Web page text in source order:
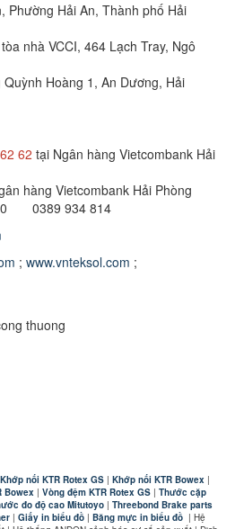
Phường Hải An, Thành phố Hải
nhà VCCI, 464 Lạch Tray, Ngô
Hoàng 1, An Dương, Hải
62 tại Ngân hàng Vietcombank Hải
Vietcombank Hải Phòng
0389 934 814
; www.vnteksol.com ;
Khớp nối KTR Rotex GS |Khớp nối KTR Bowex |
Bowex |Vòng đệm KTR Rotex GS |Thước cặp
đo độ cao Mitutoyo |Threebond Brake parts
|Giấy in biểu đồ |Băng mực in biểu đồ | Hệ